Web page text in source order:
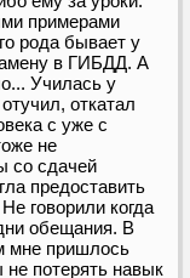
примерами
рода бывает у
в ГИБДД. А
Училась у
откатал
с уже с
не
со сдачей
предоставить
говорили когда
обещания. В
мне пришлось
потерять навык